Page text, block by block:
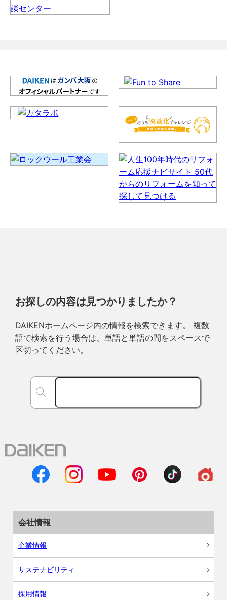
お探しの内容は見つかりましたか？
DAIKENホームページ内の情報を検索できます。 複数
語で検索を行う場合は、単語と単語の間をスペースで
区切ってください。
会社情報
企業情報
サステナビリティ
採用情報